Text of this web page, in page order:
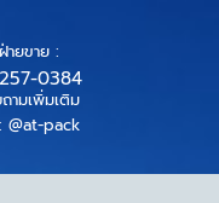
ยขาย :
0384
ามเพิ่มเติม
@at-pack